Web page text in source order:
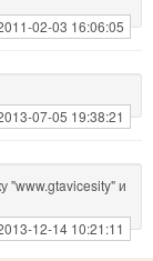
02-03 16:06:05
07-05 19:38:21
"www.gtavicesity" и
12-14 10:21:11